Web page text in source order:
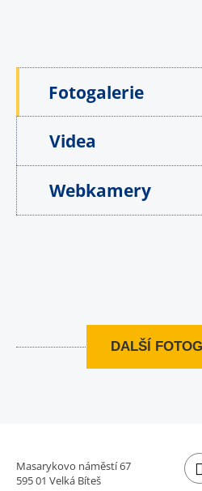
Fotogalerie
Videa
Webkamery
DALŠÍ
Masarykovo náměstí 67
595 01 Velká Bíteš